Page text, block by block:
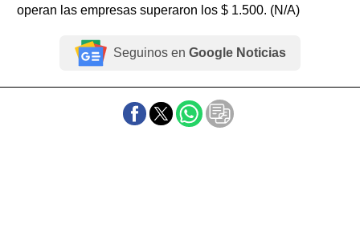
operan las empresas superaron los $ 1.500. (N/A)
Seguinos en Google Noticias